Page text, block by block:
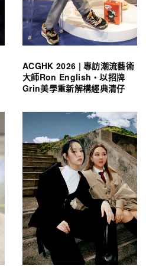
ACGHK 2026 | 專訪潮流藝術
大師Ron English・以招牌
Grin美學重新解構經典清仔